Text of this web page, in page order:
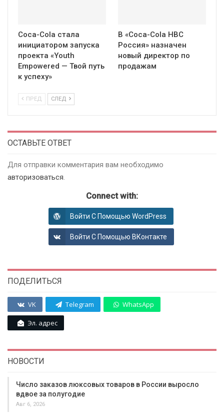
Coca-Cola стала
инициатором запуска
проекта «Youth
Empowered — Твой путь
к успеху»
В «Coca-Cola HBC
Россия» назначен
новый директор по
продажам
ПРЕД СЛЕД
ОСТАВЬТЕ ОТВЕТ
Для отправки комментария вам необходимо
авторизоваться.
Connect with:
Войти С Помощью WordPress
Войти С Помощью ВКонтакте
ПОДЕЛИТЬСЯ
VK Telegram WhatsApp
Эл. адрес
НОВОСТИ
Число заказов люксовых товаров в России выросло
вдвое за полугодие
Авг 6, 2026